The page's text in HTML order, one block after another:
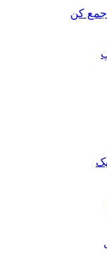
جمع کن